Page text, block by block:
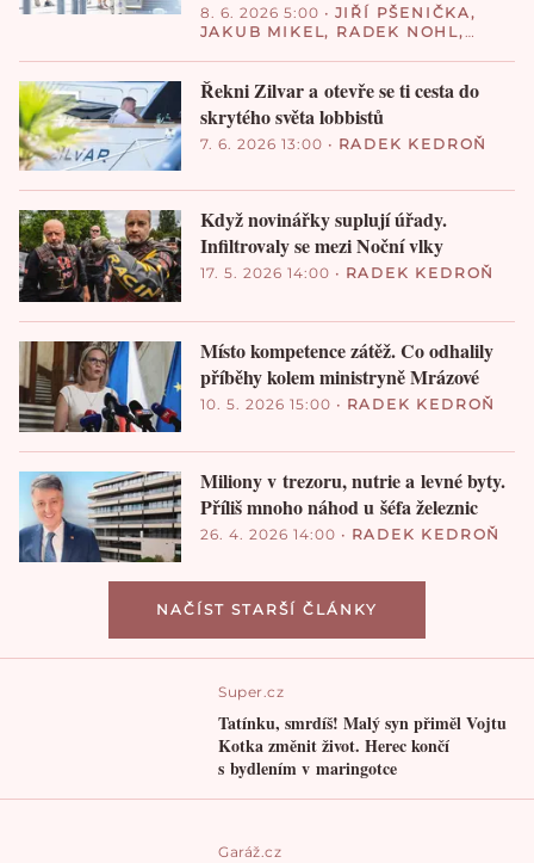
8. 6. 2026 5:00 • JIŘÍ PŠENIČKA ,
JAKUB MIKEL, RADEK NOHL ,
Řekni Zilvar a otevře se ti cesta do
skrytého světa lobbistů
7. 6. 2026 13:00 • RADEK KEDROŇ
Když novinářky suplují úřady.
Infiltrovaly se mezi Noční vlky
17. 5. 2026 14:00 • RADEK KEDROŇ
Místo kompetence zátěž. Co odhalily
příběhy kolem ministryně Mrázové
10. 5. 2026 15:00 • RADEK KEDROŇ
Miliony v trezoru, nutrie a levné byty.
Příliš mnoho náhod u šéfa železnic
26. 4. 2026 14:00 • RADEK KEDROŇ
NAČÍST STARŠÍ ČLÁNKY
Super.cz
Tatínku, smrdíš! Malý syn přiměl Vojtu
Kotka změnit život. Herec končí
s bydlením v maringotce
Garáž.cz